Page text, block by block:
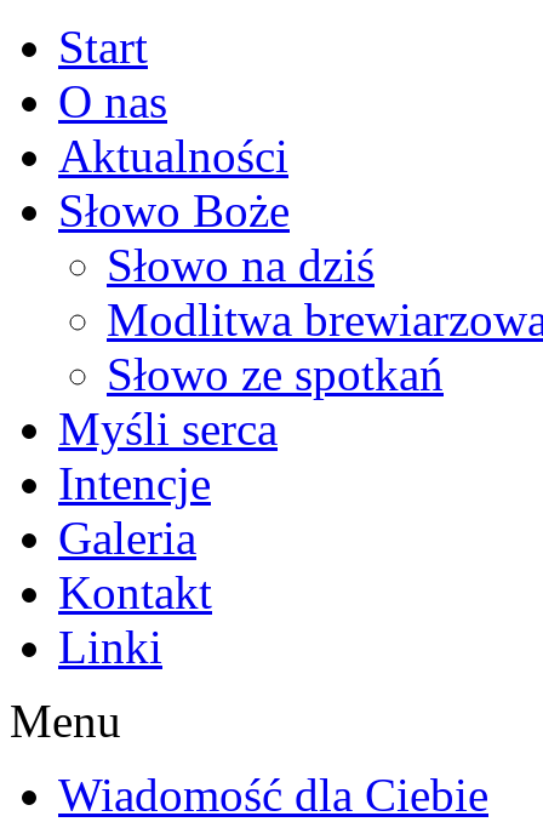
Start
O nas
Aktualności
Słowo Boże
Słowo na dziś
Modlitwa
Słowo ze spotkań
Myśli serca
Intencje
Galeria
Kontakt
Linki
Menu
Wiadomość dla Ciebie